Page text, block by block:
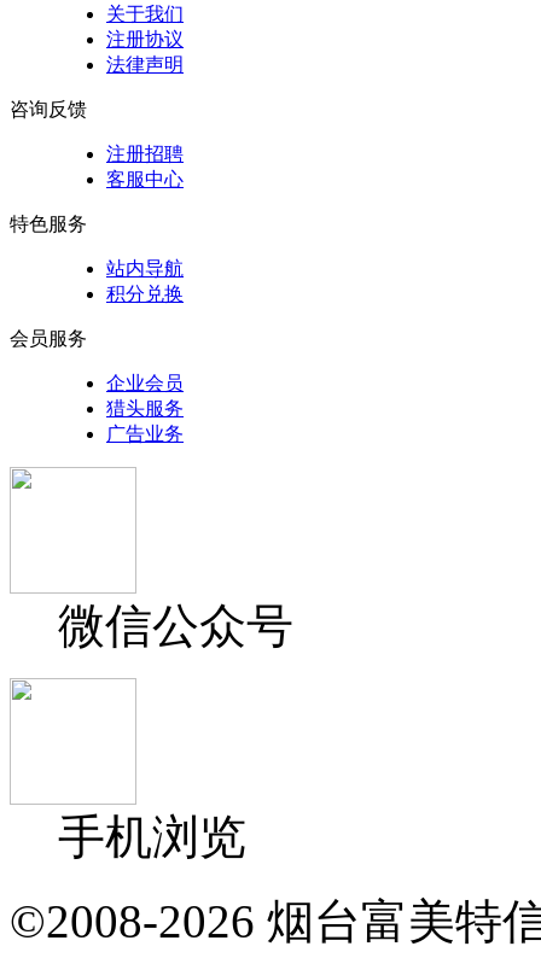
关于我们
注册协议
法律声明
咨询反馈
注册招聘
客服中心
特色服务
站内导航
积分兑换
会员服务
企业会员
猎头服务
广告业务
微信公众号
手机浏览
©2008-2026 烟台富美特